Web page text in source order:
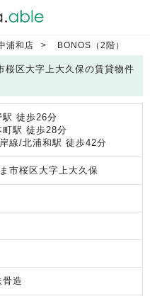
浦和店 BONOS（2階）
桜区大字上大久保の賃貸物件
徒歩26分
駅 徒歩28分
線/北浦和駅 徒歩42分
市桜区大字上大久保
造